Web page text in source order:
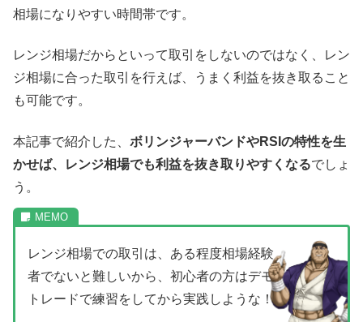
相場になりやすい時間帯です。
レンジ相場だからといって取引をしないのではなく、レン
ジ相場に合った取引を行えば、うまく利益を抜き取ること
も可能です。
本記事で紹介した、 ボリンジャーバンドやRSIの特性を生
かせば、レンジ相場でも利益を抜き取りやすくなるでしょ
う。
レンジ相場での取引は、ある程度相場経験
者でないと難しいから、初心者の方はデモ
トレードで練習をしてから実践しような！